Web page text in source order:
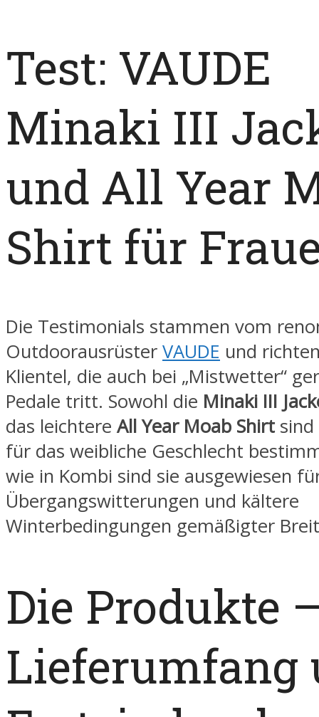
Test: VAUDE
Minaki III
und All Year
Shirt für
Die Testimonials stammen vom
Outdoorausrüster VAUDE und
Klientel, die auch bei „Mistwetter“
Pedale tritt. Sowohl die Minaki III
das leichtere All Year Moab Shirt
für das weibliche Geschlecht
wie in Kombi sind sie ausgewiesen
Übergangswitterungen und kältere
Winterbedingungen gemäßigter
Die Produkte
Lieferumfang